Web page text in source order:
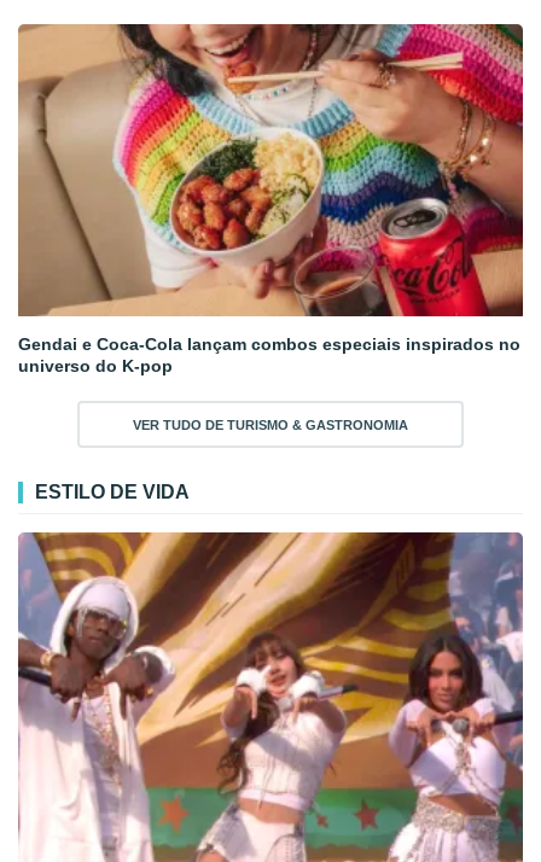
Gendai e Coca-Cola lançam combos especiais inspirados no
universo do K-pop
VER TUDO DE TURISMO & GASTRONOMIA
ESTILO DE VIDA